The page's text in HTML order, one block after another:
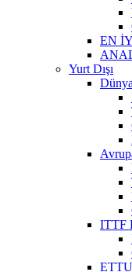
EN
Yurt Dışı
ITTF